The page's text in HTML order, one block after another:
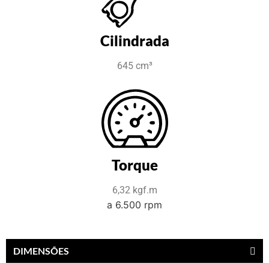
Cilindrada
645 cm³
Torque
6,32 kgf.m
a 6.500 rpm
DIMENSÕES